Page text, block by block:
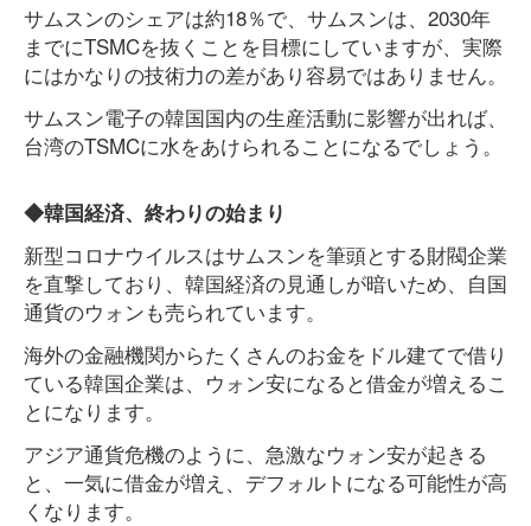
サムスンのシェアは約18％で、サムスンは、2030年
までにTSMCを抜くことを目標にしていますが、実際
にはかなりの技術力の差があり容易ではありません。
サムスン電子の韓国国内の生産活動に影響が出れば、
台湾のTSMCに水をあけられることになるでしょう。
◆韓国経済、終わりの始まり
新型コロナウイルスはサムスンを筆頭とする財閥企業
を直撃しており、韓国経済の見通しが暗いため、自国
通貨のウォンも売られています。
海外の金融機関からたくさんのお金をドル建てで借り
ている韓国企業は、ウォン安になると借金が増えるこ
とになります。
アジア通貨危機のように、急激なウォン安が起きる
と、一気に借金が増え、デフォルトになる可能性が高
くなります。